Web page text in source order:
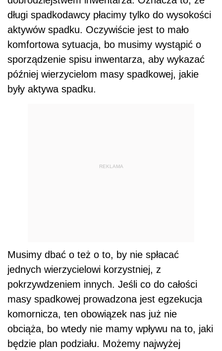
długi spadkodawcy płacimy tylko do wysokości
aktywów spadku. Oczywiście jest to mało
komfortowa sytuacja, bo musimy wystąpić o
sporządzenie spisu inwentarza, aby wykazać
później wierzycielom masy spadkowej, jakie
były aktywa spadku.
REKLAMA
Musimy dbać o też o to, by nie spłacać
jednych wierzycielowi korzystniej, z
pokrzywdzeniem innych. Jeśli co do całości
masy spadkowej prowadzona jest egzekucja
komornicza, ten obowiązek nas już nie
obciąża, bo wtedy nie mamy wpływu na to, jaki
będzie plan podziału. Możemy najwyżej